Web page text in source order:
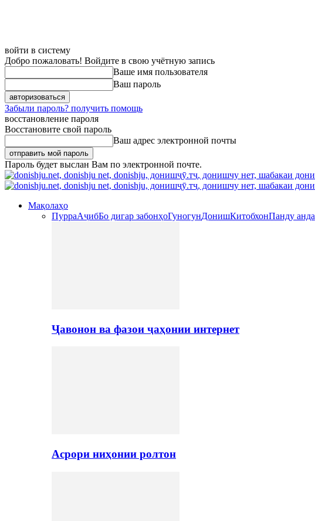
войти в систему
Добро пожаловать! Войдите в свою учётную запись
Ваше имя пользователя
Ваш пароль
Забыли пароль? получить помощь
восстановление пароля
Восстановите свой пароль
Ваш адрес электронной почты
Пароль будет выслан Вам по электронной почте.
Мақолаҳо
ПурраАҷибБо дигар забонҳоГуногунДонишКитобхонПанду
Ҷавонон ва фазои ҷаҳонии интернет
Асрори ниҳонии ролтон